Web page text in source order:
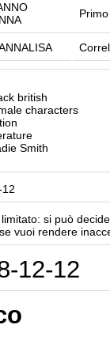
british
characters
Smith
si può
vuoi rendere
12-12